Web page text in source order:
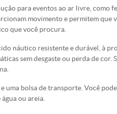
para eventos ao ar livre, como
movimento e permitem que
que você procura.
náutico resistente e durável, à
sem desgaste ou perda de cor.
uma bolsa de transporte. Você
ou areia.